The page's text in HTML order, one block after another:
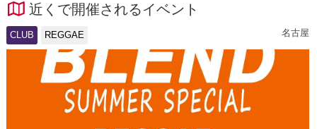
近くで開催されるイベント
CLUB REGGAE 名古屋